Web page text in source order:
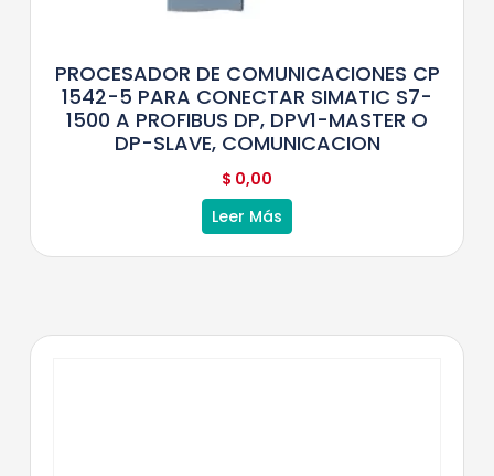
PROCESADOR DE COMUNICACIONES CP
1542-5 PARA CONECTAR SIMATIC S7-
1500 A PROFIBUS DP, DPV1-MASTER O
DP-SLAVE, COMUNICACION
$ 0,00
Leer Más